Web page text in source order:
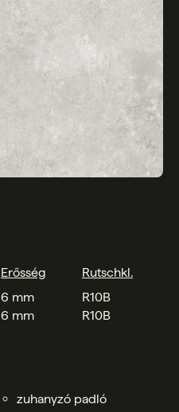
Erősség
Rutschkl.
6 mm
R10B
6 mm R10B
zuhanyzó padló